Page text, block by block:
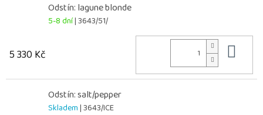
Odstín: lagune blonde
5-8 dní| 3643/51/
5 330 Kč
Odstín: salt/pepper
Skladem| 3643/ICE